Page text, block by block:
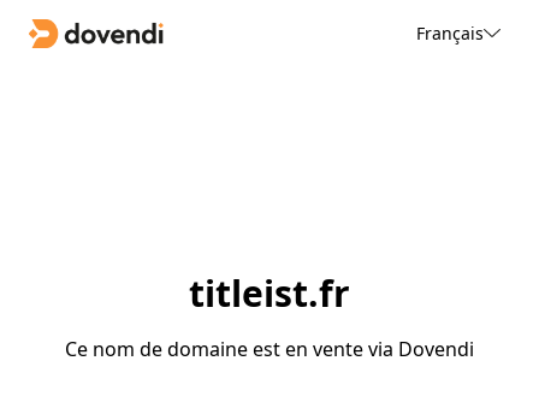
Français
titleist.fr
Ce nom de domaine est en vente via Dovendi